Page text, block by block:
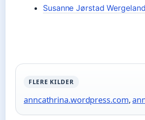
Susanne Jørstad
FLERE KILDER
anncathrina.wordpress.com,